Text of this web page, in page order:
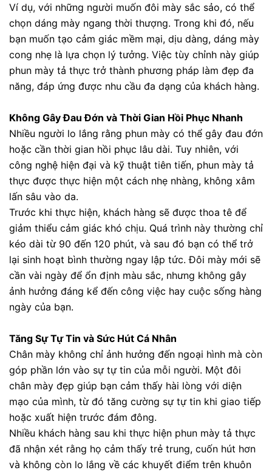
Ví dụ, với những người muốn đôi mày sắc sảo, có thể
chọn dáng mày ngang thời thượng. Trong khi đó, nếu
bạn muốn tạo cảm giác mềm mại, dịu dàng, dáng mày
cong nhẹ là lựa chọn lý tưởng. Việc tùy chỉnh này giúp
phun mày tả thực trở thành phương pháp làm đẹp đa
năng, đáp ứng được nhu cầu đa dạng của khách hàng.
Không Gây Đau Đớn và Thời Gian Hồi Phục Nhanh
Nhiều người lo lắng rằng phun mày có thể gây đau đớn
hoặc cần thời gian hồi phục lâu dài. Tuy nhiên, với
công nghệ hiện đại và kỹ thuật tiên tiến, phun mày tả
thực được thực hiện một cách nhẹ nhàng, không xâm
lấn sâu vào da.
Trước khi thực hiện, khách hàng sẽ được thoa tê để
giảm thiểu cảm giác khó chịu. Quá trình này thường chỉ
kéo dài từ 90 đến 120 phút, và sau đó bạn có thể trở
lại sinh hoạt bình thường ngay lập tức. Đôi mày mới sẽ
cần vài ngày để ổn định màu sắc, nhưng không gây
ảnh hưởng đáng kể đến công việc hay cuộc sống hàng
ngày của bạn.
Tăng Sự Tự Tin và Sức Hút Cá Nhân
Chân mày không chỉ ảnh hưởng đến ngoại hình mà còn
góp phần lớn vào sự tự tin của mỗi người. Một đôi
chân mày đẹp giúp bạn cảm thấy hài lòng với diện
mạo của mình, từ đó tăng cường sự tự tin khi giao tiếp
hoặc xuất hiện trước đám đông.
Nhiều khách hàng sau khi thực hiện phun mày tả thực
đã nhận xét rằng họ cảm thấy trẻ trung, cuốn hút hơn
và không còn lo lắng về các khuyết điểm trên khuôn